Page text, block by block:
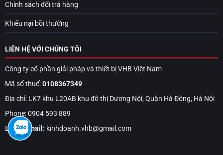
Chính sách đổi trả hàng
Khiếu nại bồi thường
LIÊN HỆ VỚI CHÚNG TÔI
Công ty cổ phần giải pháp và thiết bị VHB Việt Nam
Mã số thuế:0108367349
Địa chỉ: LK7 khu L20AB khu đô thị Dương Nội, Quận Hà Đông, Hà Nội
Phone: 0904 593 889
Email:Email: kinhdoanh.vhb@gmail.com